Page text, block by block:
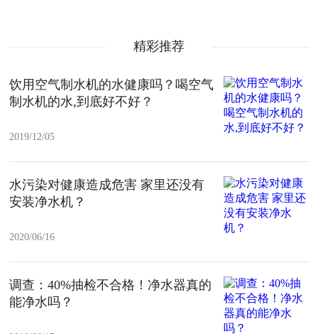
精彩推荐
饮用空气制水机的水健康吗？喝空气
制水机的水,到底好不好？
2019/12/05
水污染对健康造成危害 家里还没有
安装净水机？
2020/06/16
调查：40%抽检不合格！净水器真的
能净水吗？